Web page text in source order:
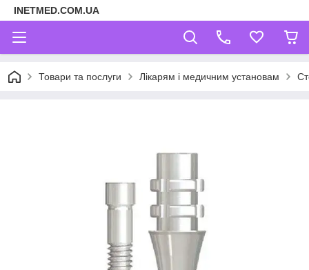
INETMED.COM.UA
Товари та послуги Лікарям і медичним установам